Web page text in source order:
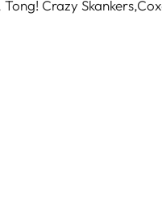
Crazy